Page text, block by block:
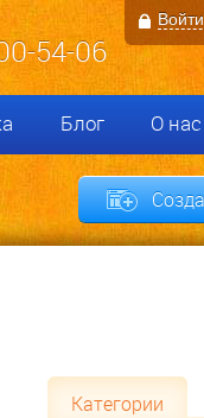
54-06
Блог О нас
Категории